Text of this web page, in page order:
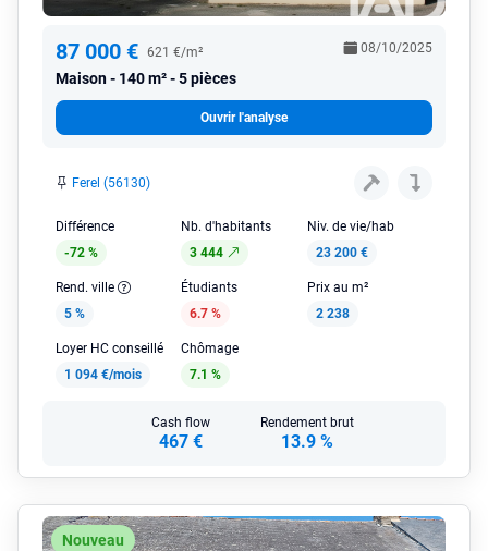
87 000 € 621 €/m²
Maison 140 m² - 5 pièces
08/10/2025
Ouvrir l'analyse
Ferel (56130)
Différence
-72 %
Nb. d'habitants
3 444
Niv. de vie/hab
23 200 €
Rend. ville
5 %
Étudiants
6.7 %
Prix au m²
2 238
Loyer HC conseillé
1 094 €/mois
Chômage
7.1 %
Cash flow
467 €
Rendement brut
13.9 %
Nouveau